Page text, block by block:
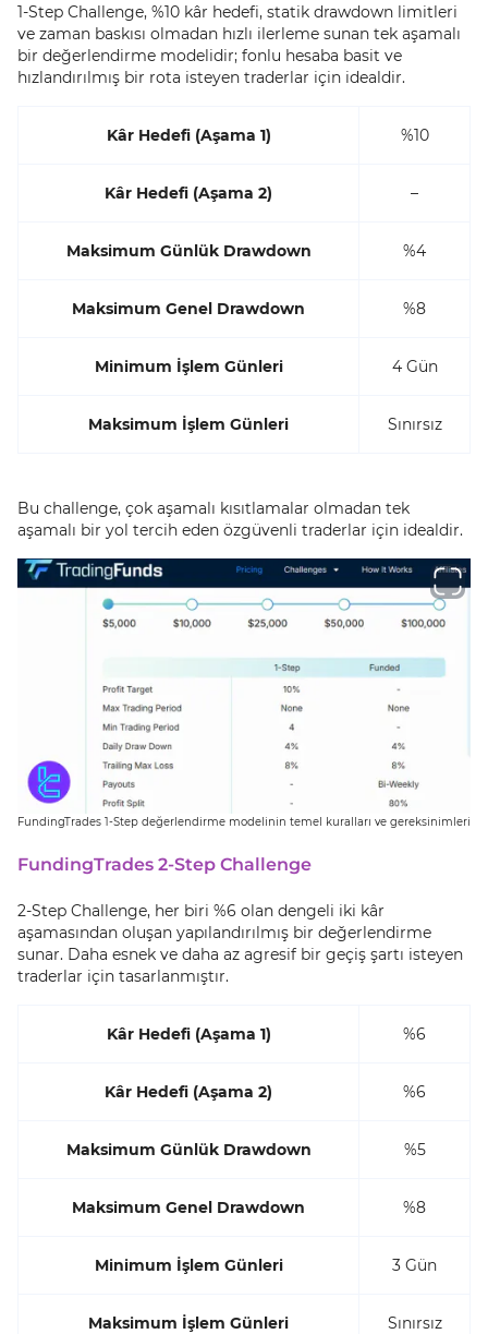
1-Step Challenge, %10 kâr hedefi, statik drawdown limitleri
ve zaman baskısı olmadan hızlı ilerleme sunan tek aşamalı
bir değerlendirme modelidir; fonlu hesaba basit ve
hızlandırılmış bir rota isteyen traderlar için idealdir.
Kâr Hedefi (Aşama 1) %10
Kâr Hedefi (Aşama 2) –
Maksimum Günlük Drawdown %4
Maksimum Genel Drawdown %8
Minimum İşlem Günleri 4 Gün
Maksimum İşlem Günleri Sınırsız
Bu challenge, çok aşamalı kısıtlamalar olmadan tek
aşamalı bir yol tercih eden özgüvenli traderlar için idealdir.
FundingTrades 1-Step değerlendirme modelinin temel kuralları ve gereksinimleri
FundingTrades 2-Step Challenge
2-Step Challenge, her biri %6 olan dengeli iki kâr
aşamasından oluşan yapılandırılmış bir değerlendirme
sunar. Daha esnek ve daha az agresif bir geçiş şartı isteyen
traderlar için tasarlanmıştır.
Kâr Hedefi (Aşama 1) %6
Kâr Hedefi (Aşama 2) %6
Maksimum Günlük Drawdown %5
Maksimum Genel Drawdown %8
Minimum İşlem Günleri 3 Gün
Maksimum İşlem Günleri Sınırsız